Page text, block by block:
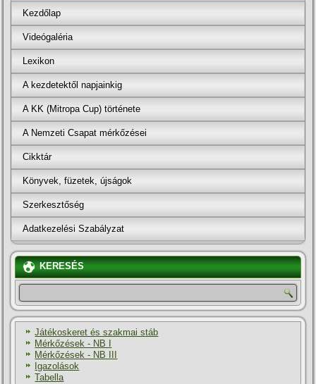
Kezdőlap
Videógaléria
Lexikon
A kezdetektől napjainkig
A KK (Mitropa Cup) története
A Nemzeti Csapat mérkőzései
Cikktár
Könyvek, füzetek, újságok
Szerkesztőség
Adatkezelési Szabályzat
KERESÉS
Játékoskeret és szakmai stáb
Mérkőzések - NB I
Mérkőzések - NB III
Igazolások
Tabella